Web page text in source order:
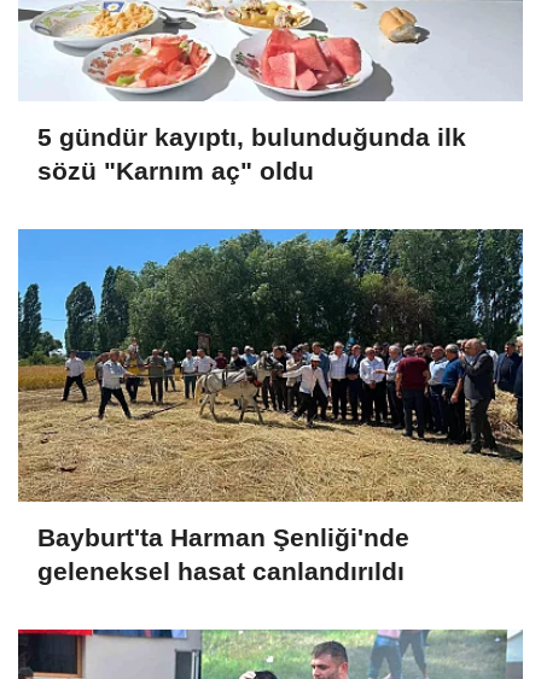
5 gündür kayıptı, bulunduğunda ilk
sözü "Karnım aç" oldu
Bayburt'ta Harman Şenliği'nde
geleneksel hasat canlandırıldı